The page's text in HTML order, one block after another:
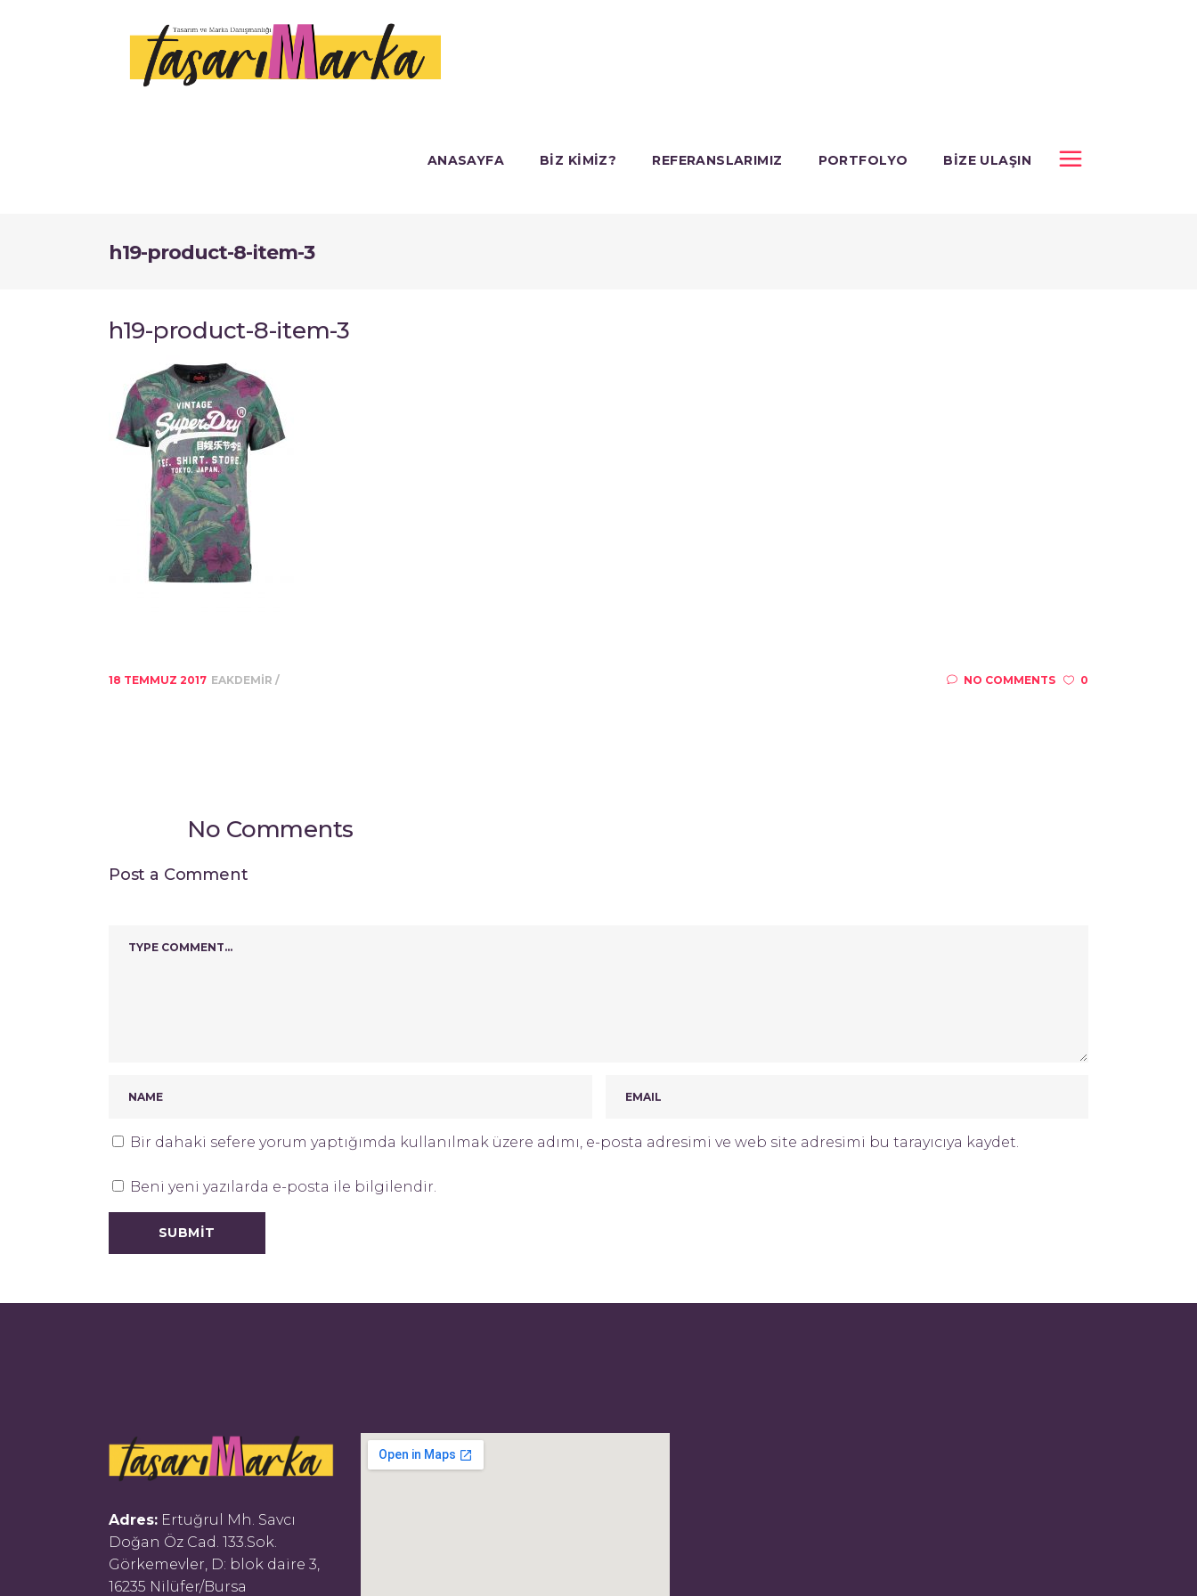
ANASAYFA BIZ KIMIZ? REFERANSLARIMIZ PORTFOLYO BIZE ULAŞIN
h19-product-8-item-3
h19-product-8-item-3
18 TEMMUZ 2017 EAKDEMIR NO COMMENTS 0
No Comments
Post a Comment
Bir dahaki sefere yorum yaptığımda kullanılmak üzere adımı, e-posta adresimi ve web site adresimi bu tarayıcıya kaydet.
Beni yeni yazılarda e-posta ile bilgilendir.
Adres: Ertuğrul Mh. Savcı
Doğan Öz Cad. 133.Sok.
Görkemevler, D: blok daire 3,
16235 Nilüfer/Bursa